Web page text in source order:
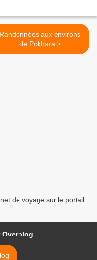
Randonnées aux environs
de Pokhara >
de voyage sur le portail
Overblog